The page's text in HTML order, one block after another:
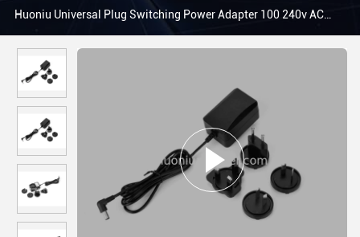
Huoniu Universal Plug Switching Power Adapter 100 240v AC